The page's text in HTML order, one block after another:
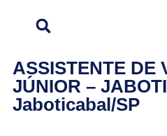
ASSISTENTE DE
JÚNIOR –
Jaboticabal/SP